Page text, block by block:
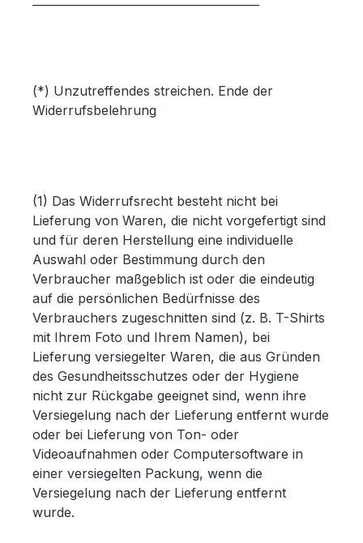
(*) Unzutreffendes streichen. Ende der
Widerrufsbelehrung
(1) Das Widerrufsrecht besteht nicht bei
Lieferung von Waren, die nicht vorgefertigt sind
und für deren Herstellung eine individuelle
Auswahl oder Bestimmung durch den
Verbraucher maßgeblich ist oder die eindeutig
auf die persönlichen Bedürfnisse des
Verbrauchers zugeschnitten sind (z. B. T-Shirts
mit Ihrem Foto und Ihrem Namen), bei
Lieferung versiegelter Waren, die aus Gründen
des Gesundheitsschutzes oder der Hygiene
nicht zur Rückgabe geeignet sind, wenn ihre
Versiegelung nach der Lieferung entfernt wurde
oder bei Lieferung von Ton- oder
Videoaufnahmen oder Computersoftware in
einer versiegelten Packung, wenn die
Versiegelung nach der Lieferung entfernt
wurde.